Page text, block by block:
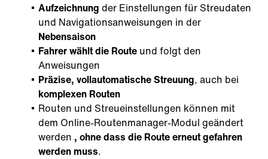
Aufzeichnung der Einstellungen für Streudaten
und Navigationsanweisungen in der
Nebensaison
Fahrer wählt die Route und folgt den
Anweisungen
Präzise, vollautomatische Streuung, auch bei
komplexen Routen
Routen und Streueinstellungen können mit
dem Online-Routenmanager-Modul geändert
werden , ohne dass die Route erneut gefahren
werden muss.